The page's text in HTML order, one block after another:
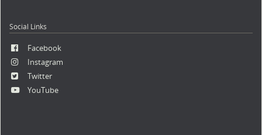
Social Links
Facebook
Instagram
Twitter
YouTube